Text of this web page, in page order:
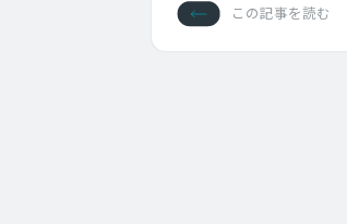
この記事を読む